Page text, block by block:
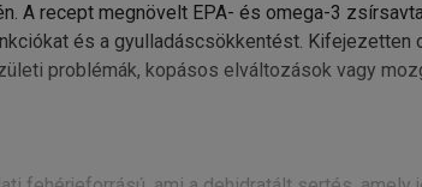
A recept megnövelt EPA- és omega-3
és a gyulladáscsökkentést. Kifejezetten
problémák, kopásos elváltozások vagy